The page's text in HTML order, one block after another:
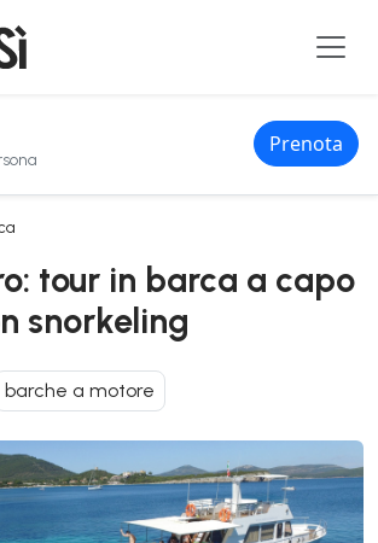
Prenota
a capo caccia con snorkeling
tour in barca a capo
snorkeling
barche a motore